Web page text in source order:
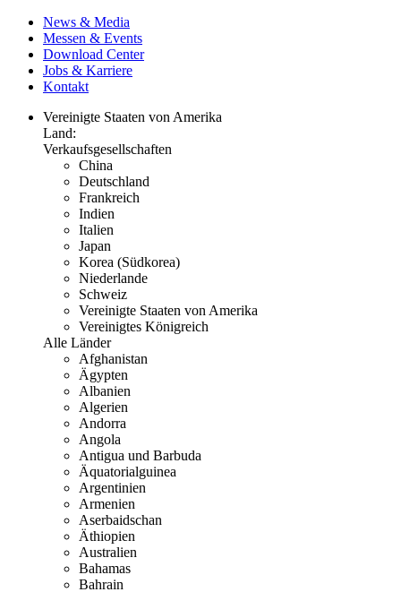
News & Media
Messen & Events
Download Center
Jobs & Karriere
Kontakt
Vereinigte Staaten von Amerika
Land:
Verkaufsgesellschaften
China
Deutschland
Frankreich
Indien
Italien
Japan
Korea (Südkorea)
Niederlande
Schweiz
Vereinigte Staaten von Amerika
Vereinigtes Königreich
Alle Länder
Afghanistan
Ägypten
Albanien
Algerien
Andorra
Angola
Antigua und Barbuda
Äquatorialguinea
Argentinien
Armenien
Aserbaidschan
Äthiopien
Australien
Bahamas
Bahrain